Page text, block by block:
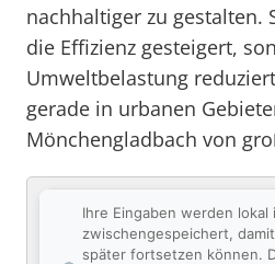
nachhaltiger zu gestalten.
die Effizienz gesteigert,
Umweltbelastung
gerade in urbanen
Mönchengladbach von
Ihre Eingaben werden lokal
zwischengespeichert,
später fortsetzen können.